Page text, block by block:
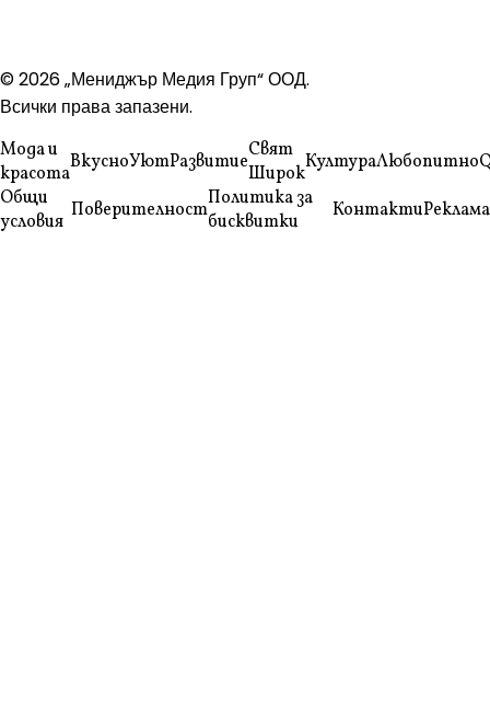
© 2026 „Мениджър Медия Груп“ ООД.
Всички права запазени.
Мода и
красотаВкусноУютРазвитиеСвят
ШирокКултураЛюбопитно
Общи
условия ПоверителностПолитика за
бисквитки
КонтактиРеклама